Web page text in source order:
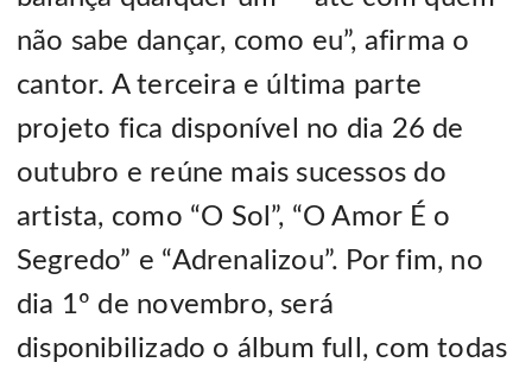
não sabe dançar, como eu”, afirma o
cantor. A terceira e última parte
projeto fica disponível no dia 26 de
outubro e reúne mais sucessos do
artista, como “O Sol”, “O Amor É o
Segredo” e “Adrenalizou”. Por fim, no
dia 1º de novembro, será
disponibilizado o álbum full, com todas